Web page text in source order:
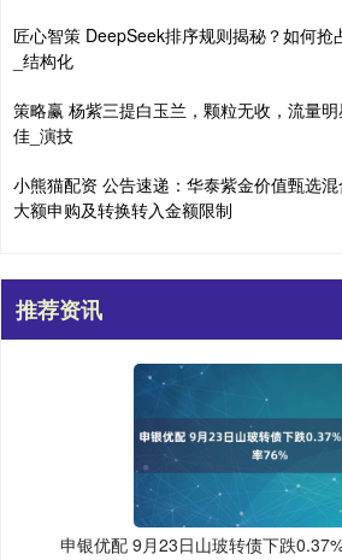
匠心智策 DeepSeek排序规则揭秘？如何抢
_结构化
策略赢 杨紫三提白玉兰，颗粒无收，流量
佳_演技
小熊猫配资 公告速递：华泰紫金价值甄选
大额申购及转换转入金额限制
推荐资讯
申银优配 9月23日山玻转债下跌